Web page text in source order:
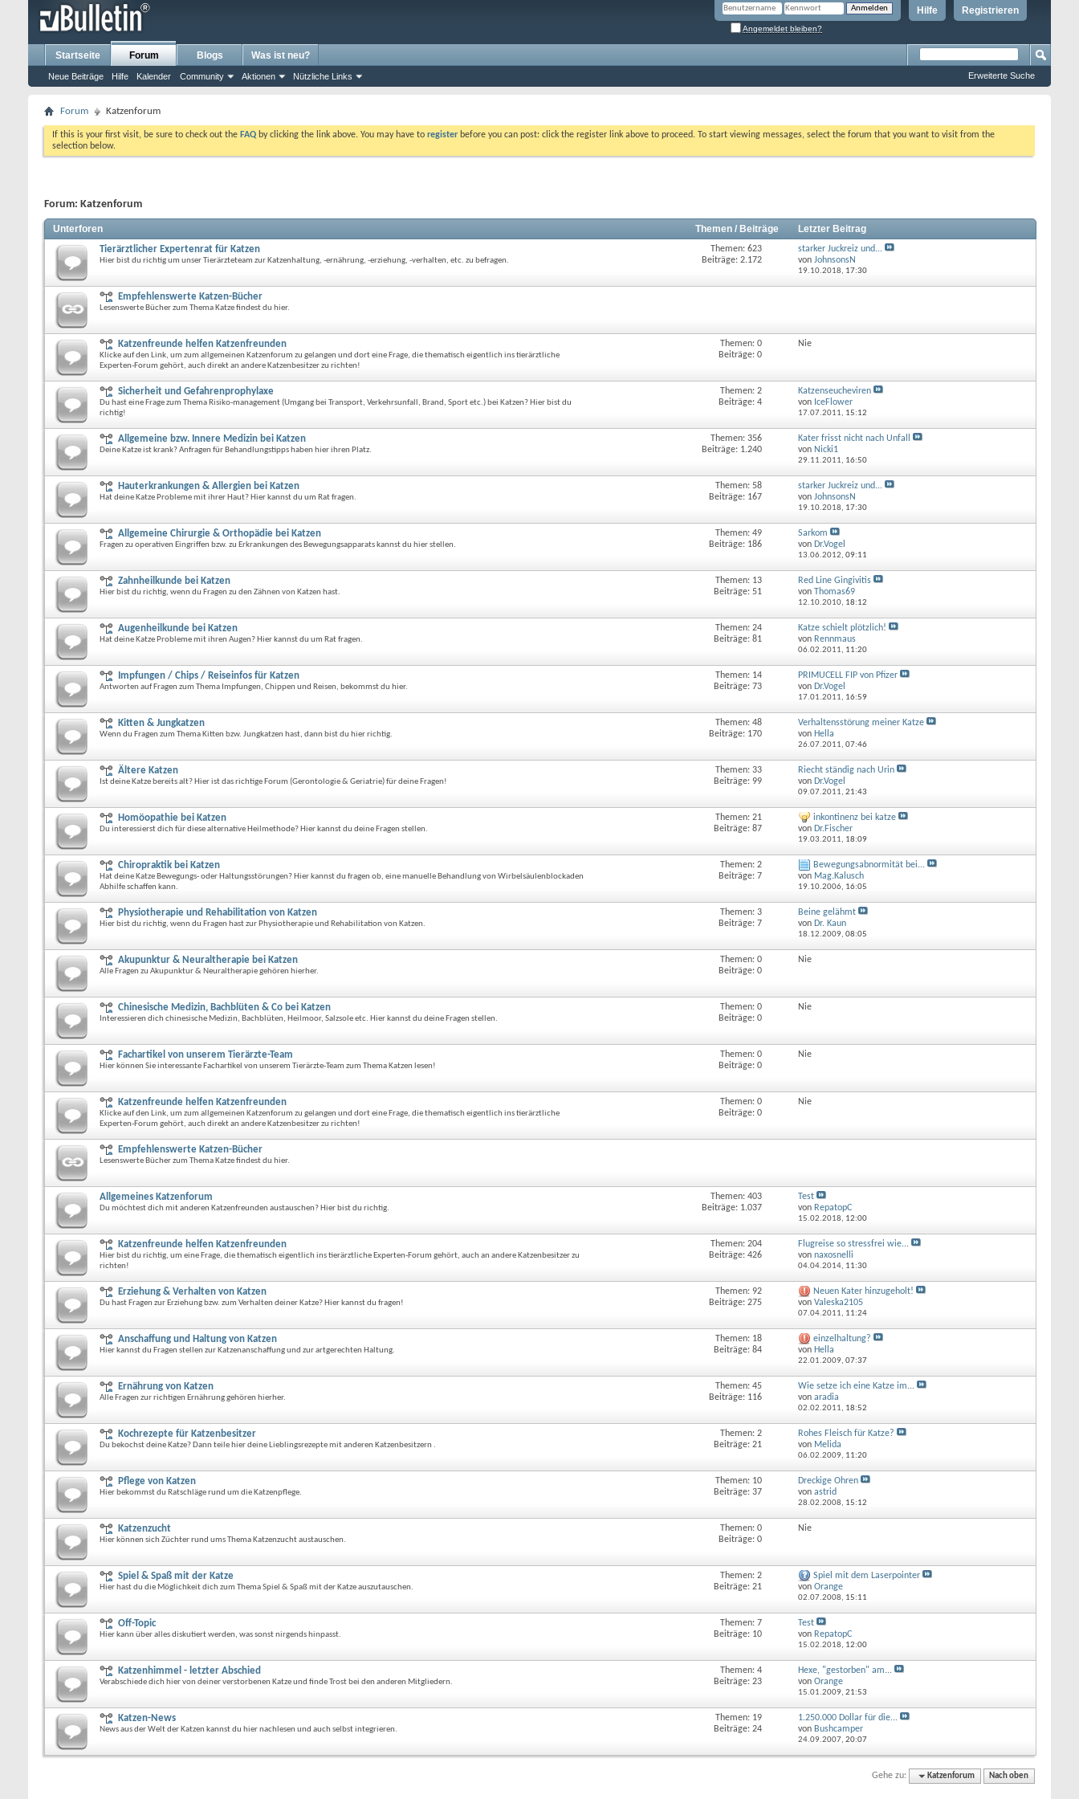
Registrieren
Hilfe
Angemeldet bleiben?
Startseite Forum
Neue Beiträge Hilfe Kalender Community Aktionen Nützliche Links
Blogs Was ist neu?
Erweiterte Suche
Forum Katzenforum
If this is your first visit, be sure to check out the FAQ by clicking the link above. You may have to register before you can post: click the register link above to proceed. To start viewing messages, select the forum that you want to visit from the
selection below.
Forum: Katzenforum
Unterforen Themen / Beiträge Letzter Beitrag
Tierärztlicher Expertenrat für Katzen
Hier bist du richtig um unser Tierärzteteam zur Katzenhaltung, -ernährung, -erziehung, -verhalten, etc. zu befragen.
Themen: 623
Beiträge: 2.172
starker Juckreiz und...
von JohnsonsN
19.10.2018, 17:30
Empfehlenswerte Katzen-Bücher
Lesenswerte Bücher zum Thema Katze findest du hier.
Katzenfreunde helfen Katzenfreunden
Klicke auf den Link, um zum allgemeinen Katzenforum zu gelangen und dort eine Frage, die thematisch eigentlich ins tierärztliche
Experten-Forum gehört, auch direkt an andere Katzenbesitzer zu richten!
Themen: 0
Beiträge: 0
Nie
Sicherheit und Gefahrenprophylaxe
Du hast eine Frage zum Thema Risiko-management (Umgang bei Transport, Verkehrsunfall, Brand, Sport etc.) bei Katzen? Hier bist du
richtig!
Themen: 2
Beiträge: 4
Katzenseucheviren
von IceFlower
17.07.2011, 15:12
Allgemeine bzw. Innere Medizin bei Katzen
Deine Katze ist krank? Anfragen für Behandlungstipps haben hier ihren Platz.
Themen: 356
Beiträge: 1.240
Kater frisst nicht nach Unfall
von Nicki1
29.11.2011, 16:50
Hauterkrankungen & Allergien bei Katzen
Hat deine Katze Probleme mit ihrer Haut? Hier kannst du um Rat fragen.
Themen: 58
Beiträge: 167
starker Juckreiz und...
von JohnsonsN
19.10.2018, 17:30
Allgemeine Chirurgie & Orthopädie bei Katzen
Fragen zu operativen Eingriffen bzw. zu Erkrankungen des Bewegungsapparats kannst du hier stellen.
Themen: 49
Beiträge: 186
Sarkom
von Dr.Vogel
13.06.2012, 09:11
Zahnheilkunde bei Katzen
Hier bist du richtig, wenn du Fragen zu den Zähnen von Katzen hast.
Themen: 13
Beiträge: 51
Red Line Gingivitis
von Thomas69
12.10.2010, 18:12
Augenheilkunde bei Katzen
Hat deine Katze Probleme mit ihren Augen? Hier kannst du um Rat fragen.
Themen: 24
Beiträge: 81
Katze schielt plötzlich!
von Rennmaus
06.02.2011, 11:20
Impfungen / Chips / Reiseinfos für Katzen
Antworten auf Fragen zum Thema Impfungen, Chippen und Reisen, bekommst du hier.
Themen: 14
Beiträge: 73
PRIMUCELL FIP von Pfizer
von Dr.Vogel
17.01.2011, 16:59
Kitten & Jungkatzen
Wenn du Fragen zum Thema Kitten bzw. Jungkatzen hast, dann bist du hier richtig.
Themen: 48
Beiträge: 170
Verhaltensstörung meiner Katze
von Hella
26.07.2011, 07:46
Ältere Katzen
Ist deine Katze bereits alt? Hier ist das richtige Forum (Gerontologie & Geriatrie) für deine Fragen!
Themen: 33
Beiträge: 99
Riecht ständig nach Urin
von Dr.Vogel
09.07.2011, 21:43
Homöopathie bei Katzen
Du interessierst dich für diese alternative Heilmethode? Hier kannst du deine Fragen stellen.
Themen: 21
Beiträge: 87
inkontinenz bei katze
von Dr.Fischer
19.03.2011, 18:09
Chiropraktik bei Katzen
Hat deine Katze Bewegungs- oder Haltungsstörungen? Hier kannst du fragen ob, eine manuelle Behandlung von Wirbelsäulenblockaden
Abhilfe schaffen kann.
Themen: 2
Beiträge: 7
Bewegungsabnormität bei...
von Mag.Kalusch
19.10.2006, 16:05
Physiotherapie und Rehabilitation von Katzen
Hier bist du richtig, wenn du Fragen hast zur Physiotherapie und Rehabilitation von Katzen.
Themen: 3
Beiträge: 7
Beine gelähmt
von Dr. Kaun
18.12.2009, 08:05
Akupunktur & Neuraltherapie bei Katzen
Alle Fragen zu Akupunktur & Neuraltherapie gehören hierher.
Themen: 0
Beiträge: 0
Nie
Chinesische Medizin, Bachblüten & Co bei Katzen
Interessieren dich chinesische Medizin, Bachblüten, Heilmoor, Salzsole etc. Hier kannst du deine Fragen stellen.
Themen: 0
Beiträge: 0
Nie
Fachartikel von unserem Tierärzte-Team
Hier können Sie interessante Fachartikel von unserem Tierärzte-Team zum Thema Katzen lesen!
Themen: 0
Beiträge: 0
Nie
Katzenfreunde helfen Katzenfreunden
Klicke auf den Link, um zum allgemeinen Katzenforum zu gelangen und dort eine Frage, die thematisch eigentlich ins tierärztliche
Experten-Forum gehört, auch direkt an andere Katzenbesitzer zu richten!
Themen: 0
Beiträge: 0
Nie
Empfehlenswerte Katzen-Bücher
Lesenswerte Bücher zum Thema Katze findest du hier.
Allgemeines Katzenforum
Du möchtest dich mit anderen Katzenfreunden austauschen? Hier bist du richtig.
Themen: 403
Beiträge: 1.037
Test
von RepatopC
15.02.2018, 12:00
Katzenfreunde helfen Katzenfreunden
Hier bist du richtig, um eine Frage, die thematisch eigentlich ins tierärztliche Experten-Forum gehört, auch an andere Katzenbesitzer zu
richten!
Themen: 204
Beiträge: 426
Flugreise so stressfrei wie...
von naxosnelli
04.04.2014, 11:30
Erziehung & Verhalten von Katzen
Du hast Fragen zur Erziehung bzw. zum Verhalten deiner Katze? Hier kannst du fragen!
Themen: 92
Beiträge: 275
Neuen Kater hinzugeholt!
von Valeska2105
07.04.2011, 11:24
Anschaffung und Haltung von Katzen
Hier kannst du Fragen stellen zur Katzenanschaffung und zur artgerechten Haltung.
Themen: 18
Beiträge: 84
einzelhaltung?
von Hella
22.01.2009, 07:37
Ernährung von Katzen
Alle Fragen zur richtigen Ernährung gehören hierher.
Themen: 45
Beiträge: 116
Wie setze ich eine Katze im...
von aradia
02.02.2011, 18:52
Kochrezepte für Katzenbesitzer
Du bekochst deine Katze? Dann teile hier deine Lieblingsrezepte mit anderen Katzenbesitzern .
Themen: 2
Beiträge: 21
Rohes Fleisch für Katze?
von Melida
06.02.2009, 11:20
Pflege von Katzen
Hier bekommst du Ratschläge rund um die Katzenpflege.
Themen: 10
Beiträge: 37
Dreckige Ohren
von astrid
28.02.2008, 15:12
Katzenzucht
Hier können sich Züchter rund ums Thema Katzenzucht austauschen.
Themen: 0
Beiträge: 0
Nie
Spiel & Spaß mit der Katze
Hier hast du die Möglichkeit dich zum Thema Spiel & Spaß mit der Katze auszutauschen.
Themen: 2
Beiträge: 21
Spiel mit dem Laserpointer
von Orange
02.07.2008, 15:11
Off-Topic
Hier kann über alles diskutiert werden, was sonst nirgends hinpasst.
Themen: 7
Beiträge: 10
Test
von RepatopC
15.02.2018, 12:00
Katzenhimmel - letzter Abschied
Verabschiede dich hier von deiner verstorbenen Katze und finde Trost bei den anderen Mitgliedern.
Themen: 4
Beiträge: 23
Hexe, "gestorben" am...
von Orange
15.01.2009, 21:53
Katzen-News
News aus der Welt der Katzen kannst du hier nachlesen und auch selbst integrieren.
Themen: 19
Beiträge: 24
1.250.000 Dollar für die...
von Bushcamper
24.09.2007, 20:07
Gehe zu: Katzenforum Nach oben